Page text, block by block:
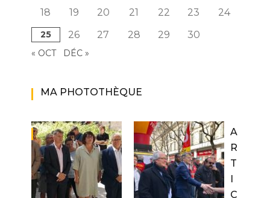
18 19 20 21 22 23 24
25 26 27 28 29 30
« OCT DÉC »
MA PHOTOTHÈQUE
A
R
T
C